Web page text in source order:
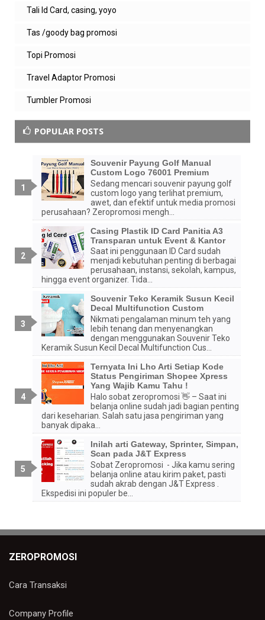
Tali Id Card, casing, yoyo
Tas /goody bag promosi
Topi Promosi
Travel Adaptor Promosi
Tumbler Promosi
POPULAR POSTS
Souvenir Payung Golf Manual
Custom Logo 76001 Premium
Sedang mencari souvenir payung golf
custom logo yang terlihat premium,
awet, dan efektif untuk media promosi
perusahaan? Zeropromosi mengh...
Casing Plastik ID Card Panitia A3
Transparan untuk Event & Kantor
Saat ini penggunaan ID Card sudah
menjadi kebutuhan penting di berbagai
perusahaan, instansi, sekolah, kampus,
hingga event organizer. Tida...
Souvenir Teko Keramik Susun Kecil
Decal Multifunction Custom
Nikmati pengalaman minum teh yang
lebih tenang dan menyenangkan
dengan menggunakan Souvenir Teko
Keramik Susun Kecil Decal Multifunction Cus...
Ternyata Ini Lho Arti Setiap Kode
Status Pengiriman Shopee Xpress
Yang Wajib Kamu Tahu !
Halo sobat zeropromosi 👋 – Saat ini
belanja online sudah jadi bagian penting
dari keseharian. Salah satu jasa pengiriman yang
banyak dipaka...
Inilah arti Gateway, Sprinter, Simpan,
Scan pada J&T Express
Sobat Zeropromosi - Jika kamu sering
belanja online atau kirim paket, pasti
sudah akrab dengan J&T Express .
Ekspedisi ini populer be...
ZEROPROMOSI
Cara Transaksi
Company Profile